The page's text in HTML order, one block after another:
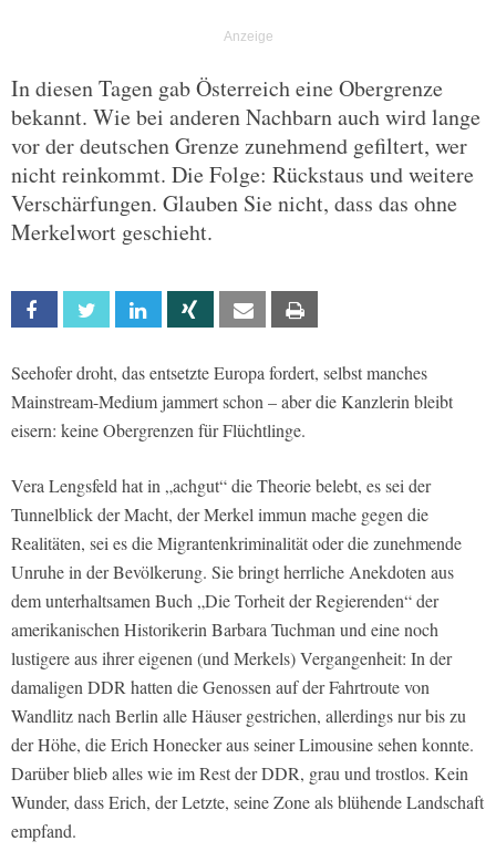
In diesen Tagen gab Österreich eine Obergrenze
bekannt. Wie bei anderen Nachbarn auch wird lange
vor der deutschen Grenze zunehmend gefiltert, wer
nicht reinkommt. Die Folge: Rückstaus und weitere
Verschärfungen. Glauben Sie nicht, dass das ohne
Merkelwort geschieht.
Facebook Twitter Linkedin Xing Email
Seehofer droht, das entsetzte Europa fordert, selbst manches
Mainstream-Medium jammert schon – aber die Kanzlerin bleibt
eisern: keine Obergrenzen für Flüchtlinge.
Vera Lengsfeld hat in „achgut“ die Theorie belebt, es sei der
Tunnelblick der Macht, der Merkel immun mache gegen die
Realitäten, sei es die Migrantenkriminalität oder die zunehmende
Unruhe in der Bevölkerung. Sie bringt herrliche Anekdoten aus
dem unterhaltsamen Buch „Die Torheit der Regierenden“ der
amerikanischen Historikerin Barbara Tuchman und eine noch
lustigere aus ihrer eigenen (und Merkels) Vergangenheit: In der
damaligen DDR hatten die Genossen auf der Fahrtroute von
Wandlitz nach Berlin alle Häuser gestrichen, allerdings nur bis zu
der Höhe, die Erich Honecker aus seiner Limousine sehen konnte.
Darüber blieb alles wie im Rest der DDR, grau und trostlos. Kein
Wunder, dass Erich, der Letzte, seine Zone als blühende Landschaft
empfand.